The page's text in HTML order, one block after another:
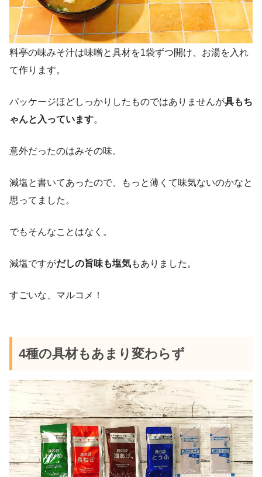
料亭の味みそ汁は味噌と具材を1袋ずつ開け、お湯を入れ
て作ります。
パッケージほどしっかりしたものではありませんが具もち
ゃんと入っています。
意外だったのはみその味。
減塩と書いてあったので、もっと薄くて味気ないのかなと
思ってました。
でもそんなことはなく。
減塩ですがだしの旨味も塩気もありました。
すごいな、マルコメ！
4種の具材もあまり変わらず